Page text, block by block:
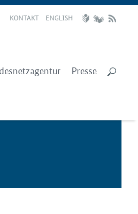
KONTAKT ENGLISH
Presse